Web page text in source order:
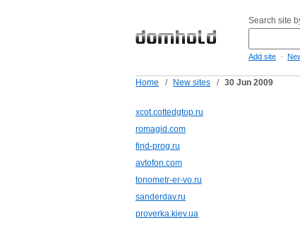
Search site
Add site -
Home / New sites / 30 Jun 2009
xcot.cottedgtop.ru
romagid.com
find-prog.ru
avtofon.com
tonometr-er-vo.ru
sanderdav.ru
proverka.kiev.ua